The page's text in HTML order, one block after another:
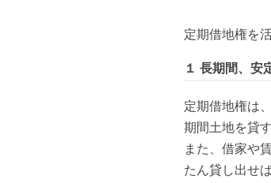
定期借地権を
１ 長期間、安
定期借地権は
期間土地を貸
また、借家や
たん貸し出せ